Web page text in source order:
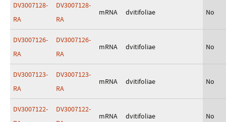
DV3007128-
RA
DV3007128-
RA
mRNA dvitifoliae No
DV3007126-
RA
DV3007126-
RA
mRNA dvitifoliae No
DV3007123-
RA
DV3007123-
RA
mRNA dvitifoliae No
DV3007122-
DV3007122-
mRNA dvitifoliae No